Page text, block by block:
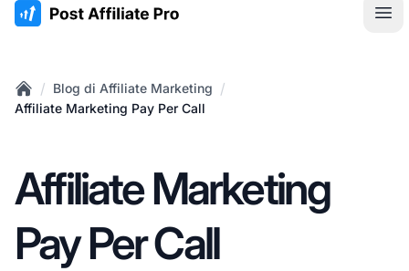
:site.title
Home
/ Blog di Affiliate Marketing /
Affiliate Marketing Pay Per Call
Affiliate Marketing
Pay Per Call